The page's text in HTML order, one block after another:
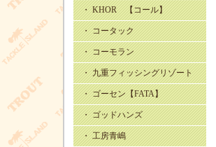
・ KHOR 【コール】
・ コータック
・ コーモラン
・ 九重フィッシングリゾート
・ ゴーセン【FATA】
・ ゴッドハンズ
・ 工房青嶋